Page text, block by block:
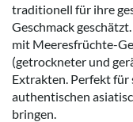
traditionell für ihre
Geschmack
mit Meeresfrüchte-
(getrockneter und
Extrakten. Perfekt für
authentischen
bringen.